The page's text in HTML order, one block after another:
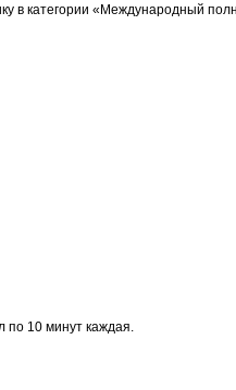
в категории «Международный
по 10 минут каждая.